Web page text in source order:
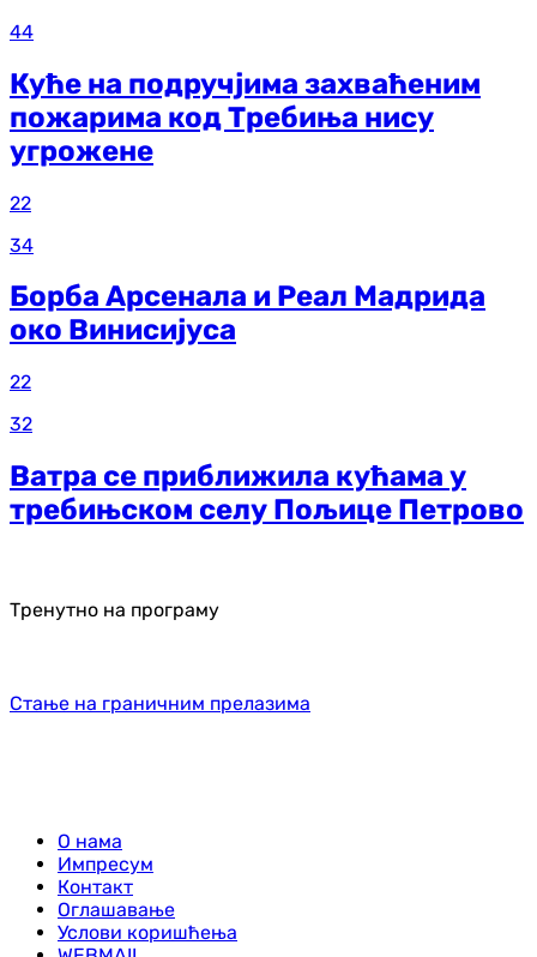
44
Куће на подручјима захваћеним
пожарима код Требиња нису
угрожене
22
34
Борба Арсенала и Реал Мадрида
око Винисијуса
22
32
Ватра се приближила кућама у
требињском селу Пољице Петрово
Тренутно на програму
Стање на граничним прелазима
О нама
Импресум
Контакт
Оглашавање
Услови коришћења